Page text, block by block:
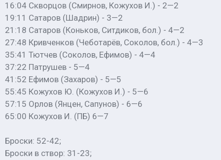
16:04 Скворцов (Смирнов, Кожухов И.) - 2—2
19:11 Сатаров (Шадрин) - 3—2
21:18 Сатаров (Коньков, Ситдиков, бол.) - 4—2
27:48 Кривченков (Чеботарёв, Соколов, бол.) - 4—3
35:41 Тютчев (Соколов, Ефимов) - 4—4
37:22 Патрушев - 5—4
41:52 Ефимов (Захаров) - 5—5
55:45 Кожухов Ю. (Кожухов И.) - 5—6
57:15 Орлов (Янцен, Сапунов) - 6—6
65:00 Кожухов И. (ПБ) 6—7
Броски: 52-42;
Броски в створ: 31-23;